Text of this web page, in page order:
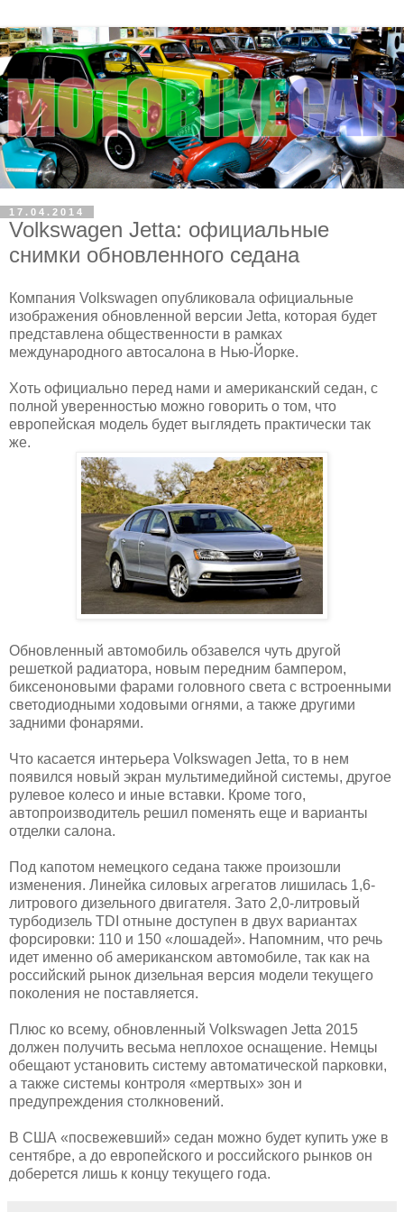
17.04.2014
Volkswagen Jetta: официальные
снимки обновленного седана
Компания Volkswagen опубликовала официальные
изображения обновленной версии Jetta, которая будет
представлена общественности в рамках
международного автосалона в Нью-Йорке.
Хоть официально перед нами и американский седан, с
полной уверенностью можно говорить о том, что
европейская модель будет выглядеть практически так
же.
Обновленный автомобиль обзавелся чуть другой
решеткой радиатора, новым передним бампером,
биксеноновыми фарами головного света с встроенными
светодиодными ходовыми огнями, а также другими
задними фонарями.
Что касается интерьера Volkswagen Jetta, то в нем
появился новый экран мультимедийной системы, другое
рулевое колесо и иные вставки. Кроме того,
автопроизводитель решил поменять еще и варианты
отделки салона.
Под капотом немецкого седана также произошли
изменения. Линейка силовых агрегатов лишилась 1,6-
литрового дизельного двигателя. Зато 2,0-литровый
турбодизель TDI отныне доступен в двух вариантах
форсировки: 110 и 150 «лошадей». Напомним, что речь
идет именно об американском автомобиле, так как на
российский рынок дизельная версия модели текущего
поколения не поставляется.
Плюс ко всему, обновленный Volkswagen Jetta 2015
должен получить весьма неплохое оснащение. Немцы
обещают установить систему автоматической парковки,
а также системы контроля «мертвых» зон и
предупреждения столкновений.
В США «посвежевший» седан можно будет купить уже в
сентябре, а до европейского и российского рынков он
доберется лишь к концу текущего года.